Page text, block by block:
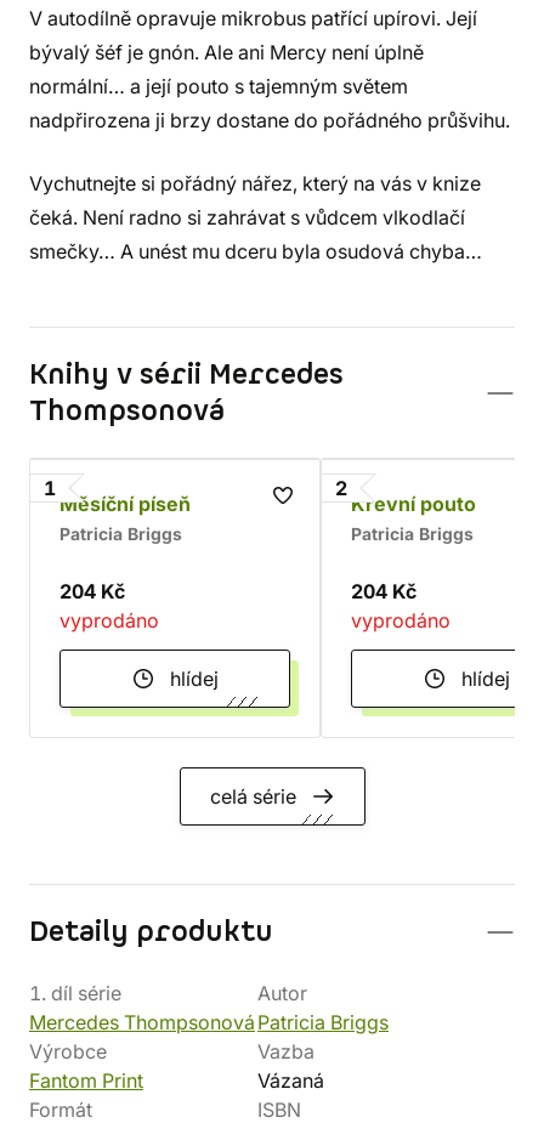
V autodílně opravuje mikrobus patřící upírovi. Její
bývalý šéf je gnón. Ale ani Mercy není úplně
normální… a její pouto s tajemným světem
nadpřirozena ji brzy dostane do pořádného průšvihu.
Vychutnejte si pořádný nářez, který na vás v knize
čeká. Není radno si zahrávat s vůdcem vlkodlačí
smečky… A unést mu dceru byla osudová chyba…
Knihy v sérii Mercedes
Thompsonová
1
Měsíční píseň
Patricia Briggs
204 Kč
vyprodáno
hlídej
2
Krevní pouto
Patricia Briggs
204 Kč
vyprodáno
hlídej
celá série
Detaily produktu
1. díl série
Mercedes Thompsonová
Autor
Patricia Briggs
Výrobce
Fantom Print
Vazba
Vázaná
Formát
ISBN